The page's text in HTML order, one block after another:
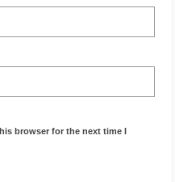
browser for the next time I